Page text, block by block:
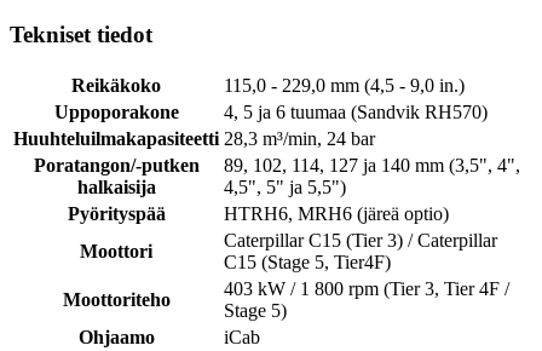
Tekniset tiedot
Reikäkoko
115,0 - 229,0 mm (4,5 - 9,0 in.)
Uppoporakone
4, 5 ja 6 tuumaa (Sandvik RH570)
Huuhteluilmakapasiteetti 28,3 m³/min, 24 bar
Poratangon/-putken
halkaisija
89, 102, 114, 127 ja 140 mm (3,5", 4",
4,5", 5" ja 5,5")
Pyörityspää
HTRH6, MRH6 (järeä optio)
Moottori
Caterpillar C15 (Tier 3) / Caterpillar
C15 (Stage 5, Tier4F)
Moottoriteho
403 kW / 1 800 rpm (Tier 3, Tier 4F /
Stage 5)
Ohjaamo
iCab